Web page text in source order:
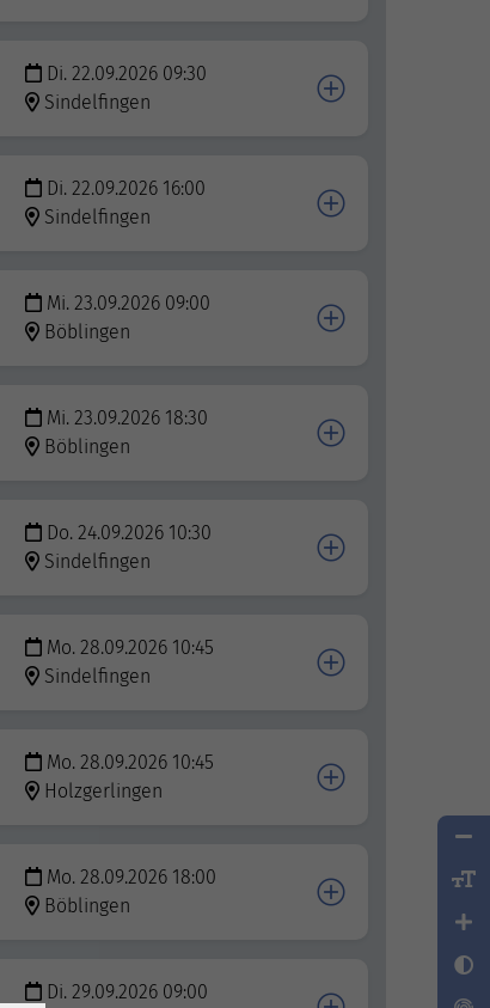
Di. 22.09.2026 09:30
Sindelfingen
Di. 22.09.2026 16:00
Sindelfingen
Mi. 23.09.2026 09:00
Böblingen
Mi. 23.09.2026 18:30
Böblingen
Do. 24.09.2026 10:30
Sindelfingen
Mo. 28.09.2026 10:45
Sindelfingen
Mo. 28.09.2026 10:45
Holzgerlingen
Mo. 28.09.2026 18:00
Böblingen
Di. 29.09.2026 09:00